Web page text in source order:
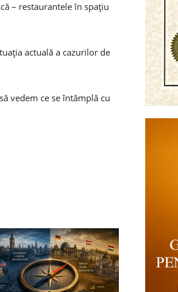
– restaurantele în spațiu
actuală a cazurilor de
vedem ce se întâmplă cu